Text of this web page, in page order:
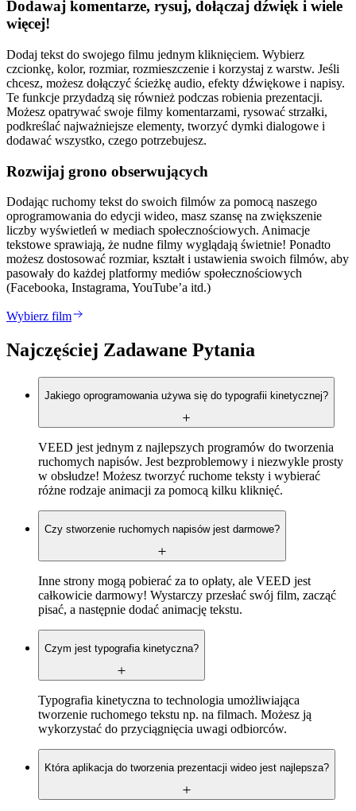
Dodawaj komentarze, rysuj, dołączaj dźwięk i wiele
więcej!
Dodaj tekst do swojego filmu jednym kliknięciem. Wybierz
czcionkę, kolor, rozmiar, rozmieszczenie i korzystaj z warstw. Jeśli
chcesz, możesz dołączyć ścieżkę audio, efekty dźwiękowe i napisy.
Te funkcje przydadzą się również podczas robienia prezentacji.
Możesz opatrywać swoje filmy komentarzami, rysować strzałki,
podkreślać najważniejsze elementy, tworzyć dymki dialogowe i
dodawać wszystko, czego potrzebujesz.
Rozwijaj grono obserwujących
Dodając ruchomy tekst do swoich filmów za pomocą naszego
oprogramowania do edycji wideo, masz szansę na zwiększenie
liczby wyświetleń w mediach społecznościowych. Animacje
tekstowe sprawiają, że nudne filmy wyglądają świetnie! Ponadto
możesz dostosować rozmiar, kształt i ustawienia swoich filmów, aby
pasowały do każdej platformy mediów społecznościowych
(Facebooka, Instagrama, YouTube’a itd.)
Wybierz film
Najczęściej Zadawane Pytania
Jakiego oprogramowania używa się do typografii kinetycznej?
VEED jest jednym z najlepszych programów do tworzenia
ruchomych napisów. Jest bezproblemowy i niezwykle prosty
w obsłudze! Możesz tworzyć ruchome teksty i wybierać
różne rodzaje animacji za pomocą kilku kliknięć.
Czy stworzenie ruchomych napisów jest darmowe?
Inne strony mogą pobierać za to opłaty, ale VEED jest
całkowicie darmowy! Wystarczy przesłać swój film, zacząć
pisać, a następnie dodać animację tekstu.
Czym jest typografia kinetyczna?
Typografia kinetyczna to technologia umożliwiająca
tworzenie ruchomego tekstu np. na filmach. Możesz ją
wykorzystać do przyciągnięcia uwagi odbiorców.
Która aplikacja do tworzenia prezentacji wideo jest najlepsza?